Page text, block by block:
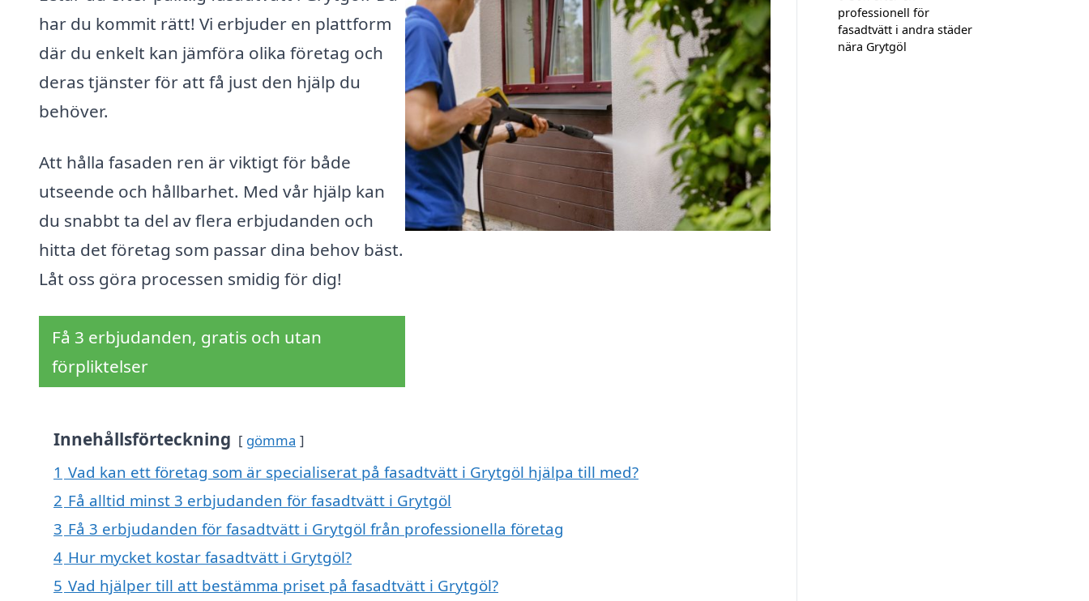
har du kommit rätt! Vi erbjuder en plattform
där du enkelt kan jämföra olika företag och
deras tjänster för att få just den hjälp du
behöver.
Att hålla fasaden ren är viktigt för både
utseende och hållbarhet. Med vår hjälp kan
du snabbt ta del av flera erbjudanden och
hitta det företag som passar dina behov bäst.
Låt oss göra processen smidig för dig!
Få 3 erbjudanden, gratis och utan
förpliktelser
Innehållsförteckning gömma
1 Vad kan ett företag som är specialiserat på fasadtvätt i Grytgöl hjälpa till med?
2 Få alltid minst 3 erbjudanden för fasadtvätt i Grytgöl
3 Få 3 erbjudanden för fasadtvätt i Grytgöl från professionella företag
4 Hur mycket kostar fasadtvätt i Grytgöl?
5 Vad hjälper till att bestämma priset på fasadtvätt i Grytgöl?
professionell för
fasadtvätt i andra städer
nära Grytgöl